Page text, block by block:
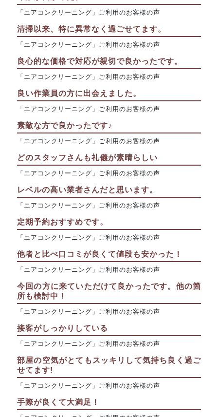
「エアコンクリーニング」ご利用のお客様の声
清掃以来、特に異常なく過ごせてます。
「エアコンクリーニング」ご利用のお客様の声
良心的な価格で対応が親切で良かったです。
「エアコンクリーニング」ご利用のお客様の声
良い作業員の方に出会えました。
「エアコンクリーニング」ご利用のお客様の声
素敵な方で良かったです♪
「エアコンクリーニング」ご利用のお客様の声
どのスタッフさんも礼儀が素晴らしい
「エアコンクリーニング」ご利用のお客様の声
レベルの高い業者さんだと思います。
「エアコンクリーニング」ご利用のお客様の声
定期予約おすすめです。
「エアコンクリーニング」ご利用のお客様の声
他者と比べ口コミが良くて値段も安かった！
「エアコンクリーニング」ご利用のお客様の声
今回の方に来ていただけて良かったです。他の箇
所も検討中！
「エアコンクリーニング」ご利用のお客様の声
接客がしっかりしている
「エアコンクリーニング」ご利用のお客様の声
部屋の空気がとてもスッキリして気持ち良く過ご
せてます!
「エアコンクリーニング」ご利用のお客様の声
手際が良くて大満足！